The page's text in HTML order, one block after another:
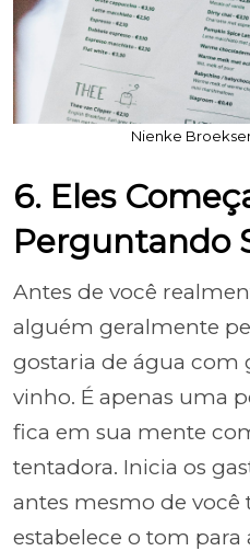
Nienke
6. Eles
Perguntando
Antes de você
alguém geralmente
gostaria de água com
vinho. É apenas uma
fica em sua mente
tentadora. Inicia os
antes mesmo de você
estabelece o tom